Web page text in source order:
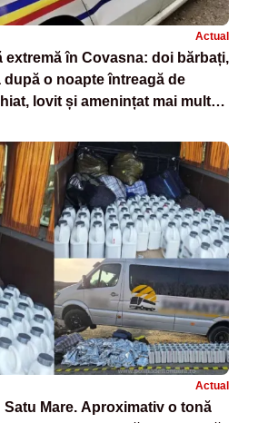
Actual
extremă în Covasna: doi bărbați,
o noapte întreagă de
lovit și amenințat mai multe
Actual
Mare. Aproximativ o tonă